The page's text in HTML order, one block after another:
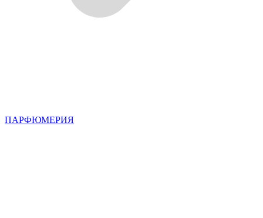
ПАРФЮМЕРИЯ